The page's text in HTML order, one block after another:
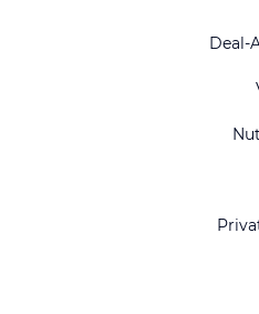
Deal-